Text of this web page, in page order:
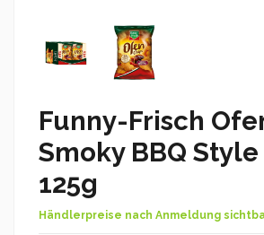
Funny-Frisch
Smoky BBQ Style
125g
Händlerpreise nach Anmeldung